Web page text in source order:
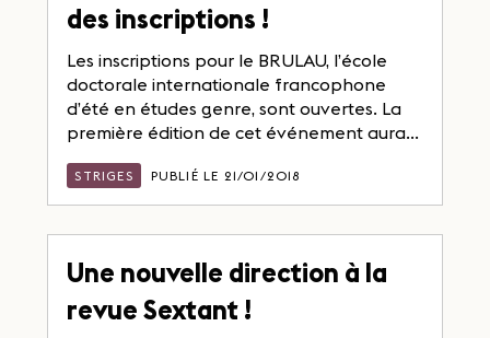
des inscriptions !
Les inscriptions pour le BRULAU, l’école
doctorale internationale francophone
d’été en études genre, sont ouvertes. La
première édition de cet événement aura...
STRIGES PUBLIÉ LE 21/01/2018
Une nouvelle direction à la
revue Sextant !